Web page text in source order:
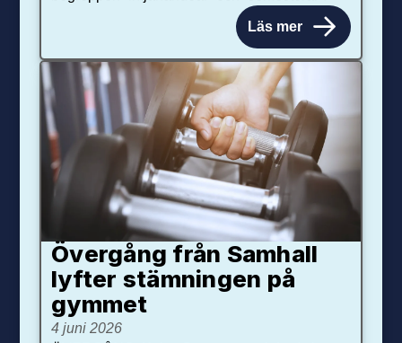
Läs mer
Övergång från Samhall
lyfter stämningen på
gymmet
4 juni 2026